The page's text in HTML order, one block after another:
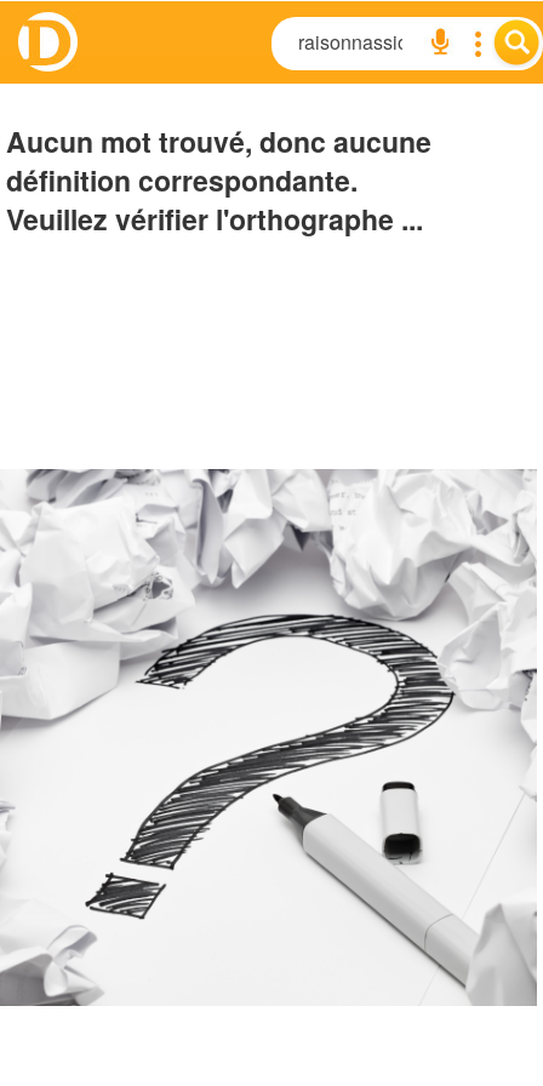
Aucun mot trouvé, donc aucune
définition correspondante.
Veuillez vérifier l'orthographe ...